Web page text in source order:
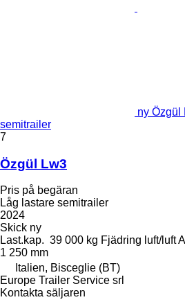
ny Özgül
semitrailer
7
Özgül Lw3
Pris på begäran
Låg lastare semitrailer
2024
Skick ny
Last.kap. 39 000 kg Fjädring luft/luft
1 250 mm
Italien, Bisceglie (BT)
Europe Trailer Service srl
Kontakta säljaren